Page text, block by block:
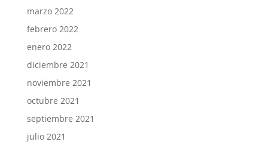
marzo 2022
febrero 2022
enero 2022
diciembre 2021
noviembre 2021
octubre 2021
septiembre 2021
julio 2021